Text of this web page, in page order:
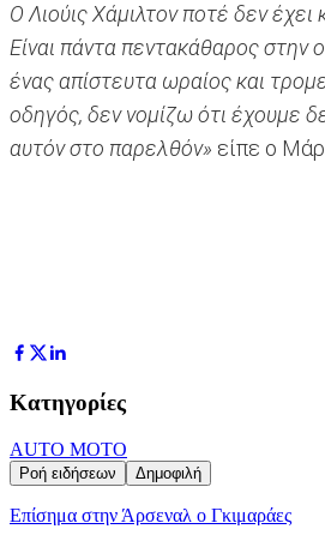
Ο Λιούις Χάμιλτον ποτέ δεν έχει
Είναι πάντα πεντακάθαρος στην
ένας απίστευτα ωραίος και
οδηγός, δεν νομίζω ότι έχουμε
αυτόν στο παρελθόν» είπε ο
Κατηγορίες
AUTO MOTO
Ροή ειδήσεων Δημοφιλή
Επίσημα στην Άρσεναλ ο Γκιμαράες